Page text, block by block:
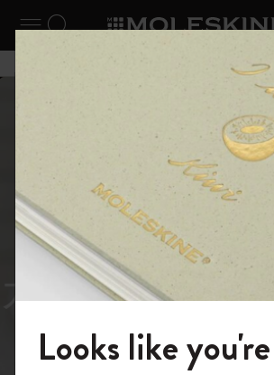
ナビゲーションの切替
検索 (キーワードなど)
6,500円以上のご購入で送料
ーを閉じる
あるページから始まる
Reframe
Sunglasses（
スライド
スライド表示4
スライド表示5
Looks like